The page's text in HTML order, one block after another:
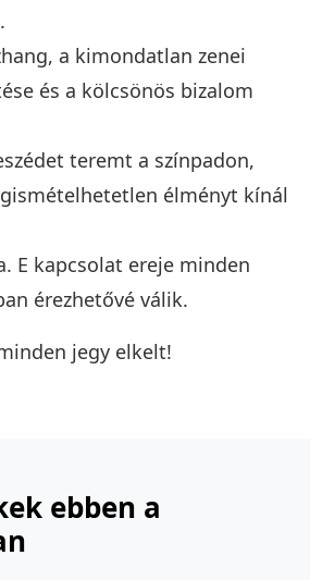
a kimondatlan zenei
és a kölcsönös bizalom
teremt a színpadon,
élményt kínál
E kapcsolat ereje minden
érezhetővé válik.
jegy elkelt!
ebben a